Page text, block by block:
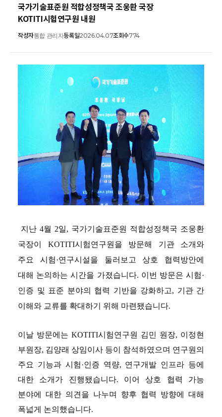
국가기술표준원 적합성정책국 조웅환 국장
KOTITI시험연구원 내원
작성자통합 관리자등록일2026.04.07조회수774
지난 4월 2일, 국가기술표준원 적합성정책국 조웅환
국장이 KOTITI시험연구원을 방문해 기관 소개와
주요 시험·연구시설을 둘러보고 상호 협력방안에
대해 논의하는 시간을 가졌습니다. 이번 방문은 시험·
인증 및 표준 분야의 협력 기반을 강화하고, 기관 간
이해와 교류를 확대하기 위해 마련됐습니다.
이날 방문에는 KOTITI시험연구원 김민 원장, 이정현
부원장, 김양래 상임이사 등이 참석하였으며 연구원의
주요 기능과 시험·인증 역량, 연구개발 인프라 등에
대한 소개가 진행됐습니다. 이어 상호 협력 가능
분야에 대한 의견을 나누며 향후 협력 방향에 대해
폭넓게 논의했습니다.